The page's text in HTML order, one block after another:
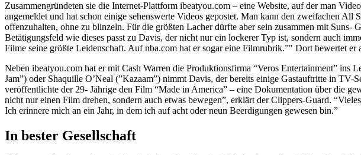
Zusammengründeten sie die Internet-Plattform ibeatyou.com – eine Website, auf der man
angemeldet und hat schon einige sehenswerte Videos gepostet. Man kann den zweifachen
offenzuhalten, ohne zu blinzeln. Für die größten Lacher dürfte aber sein zusammen mit
Betätigungsfeld wie dieses passt zu Davis, der nicht nur ein lockerer Typ ist, sondern auch
Filme seine größte Leidenschaft. Auf nba.com hat er sogar eine Filmrubrik.”" Dort bewertet
Neben ibeatyou.com hat er mit Cash Warren die Produktionsfirma “Veros Entertainment”
Jam”) oder Shaquille O’Neal (”Kazaam”) nimmt Davis, der bereits einige Gastauftritte in
veröffentlichte der 29- Jährige den Film “Made in America” – eine Dokumentation über die
nicht nur einen Film drehen, sondern auch etwas bewegen”, erklärt der Clippers-Guard.
Ich erinnere mich an ein Jahr, in dem ich auf acht oder neun Beerdigungen gewesen bin.”
In bester Gesellschaft